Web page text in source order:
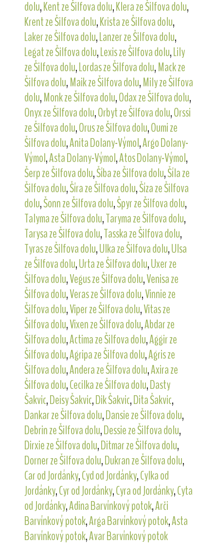
dolu,Kent ze Šilfova dolu,Klera ze Šilfova dolu,
Krent ze Šilfova dolu,Krista ze Šilfova dolu,
Laker ze Šilfova dolu,Lanzer ze Šilfova dolu,
Legat ze Šilfova dolu,Lexis ze Šilfova dolu,Lily
ze Šilfova dolu,Lordas ze Šilfova dolu,Mack ze
Šilfova dolu,Maik ze Šilfova dolu,Mily ze Šilfova
dolu,Monk ze Šilfova dolu,Odax ze Šilfova dolu,
Onyx ze Šilfova dolu,Orbyt ze Šilfova dolu,Orssi
ze Šilfova dolu,Orus ze Šilfova dolu,Oumi ze
Šilfova dolu,Anita Dolany-Výmol,Argo Dolany-
Výmol,Asta Dolany-Výmol,Atos Dolany-Výmol,
Šerp ze Šilfova dolu,Šíba ze Šilfova dolu,Šíla ze
Šilfova dolu,Šíra ze Šilfova dolu,Šíza ze Šilfova
dolu,Šonn ze Šilfova dolu,Špyr ze Šilfova dolu,
Talyma ze Šilfova dolu,Taryma ze Šilfova dolu,
Tarysa ze Šilfova dolu,Tasska ze Šilfova dolu,
Tyras ze Šilfova dolu,Ulka ze Šilfova dolu,Ulsa
ze Šilfova dolu,Urta ze Šilfova dolu,Uxer ze
Šilfova dolu,Vegus ze Šilfova dolu,Venisa ze
Šilfova dolu,Veras ze Šilfova dolu,Vinnie ze
Šilfova dolu,Viper ze Šilfova dolu,Vitas ze
Šilfova dolu,Vixen ze Šilfova dolu,Abdar ze
Šilfova dolu,Actima ze Šilfova dolu,Aggir ze
Šilfova dolu,Agripa ze Šilfova dolu,Agris ze
Šilfova dolu,Andera ze Šilfova dolu,Axira ze
Šilfova dolu,Cecilka ze Šilfova dolu,Dasty
Šakvic,Deisy Šakvic,Dik Šakvic,Dita Šakvic,
Dankar ze Šilfova dolu,Dansie ze Šilfova dolu,
Debrin ze Šilfova dolu,Dessie ze Šilfova dolu,
Dirxie ze Šilfova dolu,Ditmar ze Šilfova dolu,
Dorner ze Šilfova dolu,Dukran ze Šilfova dolu,
Car od Jordánky,Cyd od Jordánky,Cylka od
Jordánky,Cyr od Jordánky,Cyra od Jordánky,Cyta
od Jordánky,Adina Barvínkový potok,Arči
Barvínkový potok,Arga Barvínkový potok,Asta
Barvínkový potok,Avar Barvínkový potok